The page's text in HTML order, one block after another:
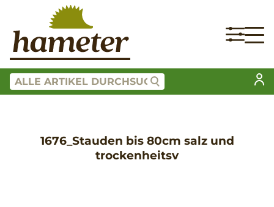
1676_Stauden bis 80cm salz und
trockenheitsv